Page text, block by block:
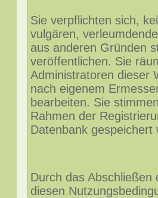
Sie verpflichten sich,
vulgären,
aus anderen Gründen
veröffentlichen. Sie
Administratoren dieser
nach eigenem
bearbeiten. Sie
Rahmen der
Datenbank gespeichert
Durch das
diesen